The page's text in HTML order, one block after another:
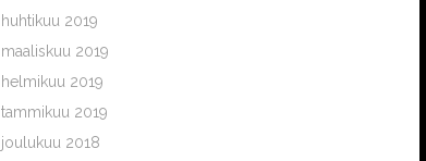
huhtikuu 2019
maaliskuu 2019
helmikuu 2019
tammikuu 2019
joulukuu 2018